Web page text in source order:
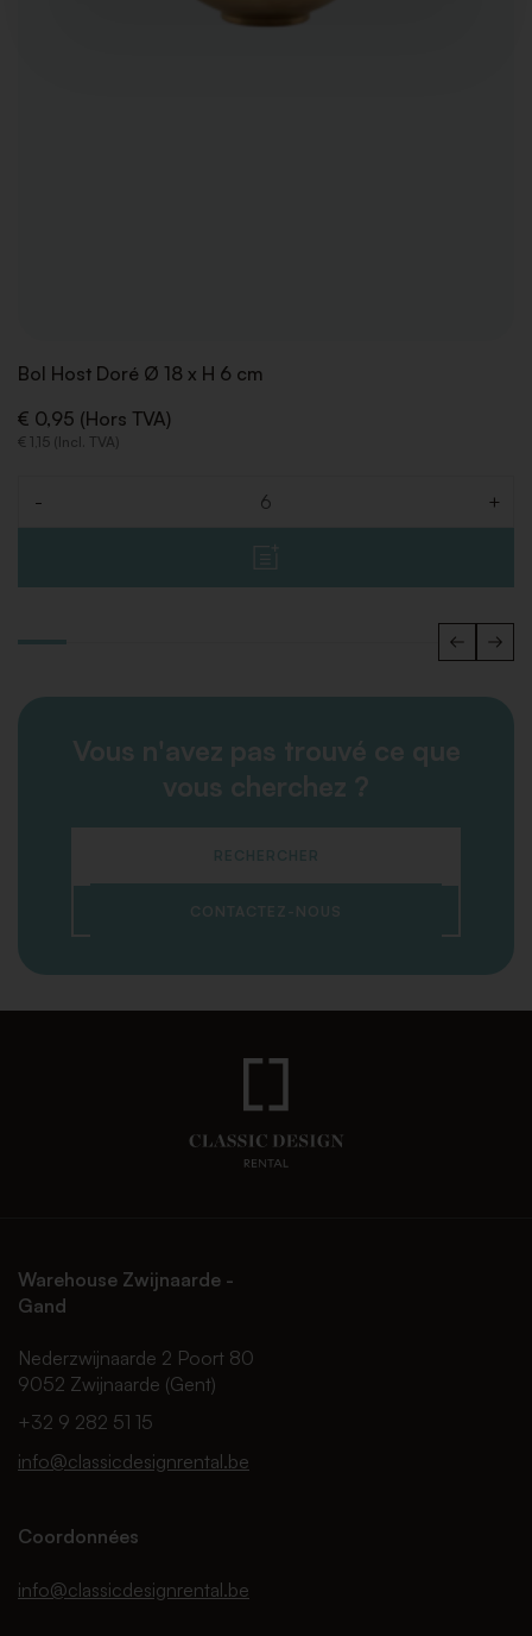
Bol Host Doré Ø 18 x H 6 cm
€ 0,95 (Hors TVA)
€ 1,15 (Incl. TVA)
- +
Vous n'avez pas trouvé ce que
vous cherchez ?
RECHERCHER
CONTACTEZ-NOUS
Warehouse Zwijnaarde -
Gand
Nederzwijnaarde 2 Poort 80
9052 Zwijnaarde (Gent)
+32 9 282 51 15
info@classicdesignrental.be
Coordonnées
info@classicdesignrental.be